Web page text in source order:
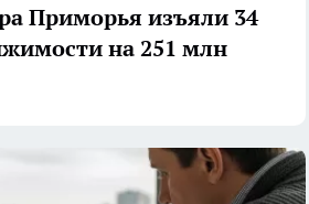
Приморья изъяли 34
на 251 млн